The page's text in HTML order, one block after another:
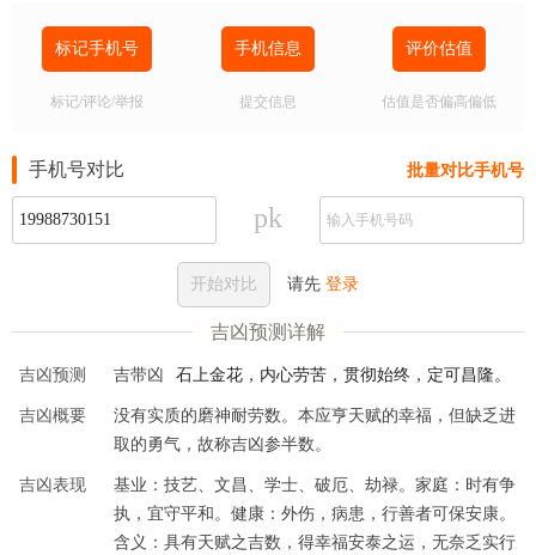
标记手机号
标记/评论/举报
手机信息
提交信息
评价估值
估值是否偏高偏低
手机号对比 批量对比手机号
pk
开始对比 请先 登录
吉凶预测详解
吉凶预测 吉带凶 石上金花，内心劳苦，贯彻始终，定可昌隆。
吉凶概要
没有实质的磨神耐劳数。本应亨天赋的幸福，但缺乏进
取的勇气，故称吉凶参半数。
吉凶表现
基业：技艺、文昌、学士、破厄、劫禄。家庭：时有争
执，宜守平和。健康：外伤，病患，行善者可保安康。
含义：具有天赋之吉数，得幸福安泰之运，无奈乏实行